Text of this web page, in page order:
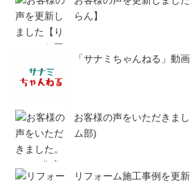
らん】
「サナミちゃんねる」動
お客様の声をいただきま
ム部)
リフォーム施工事例を更